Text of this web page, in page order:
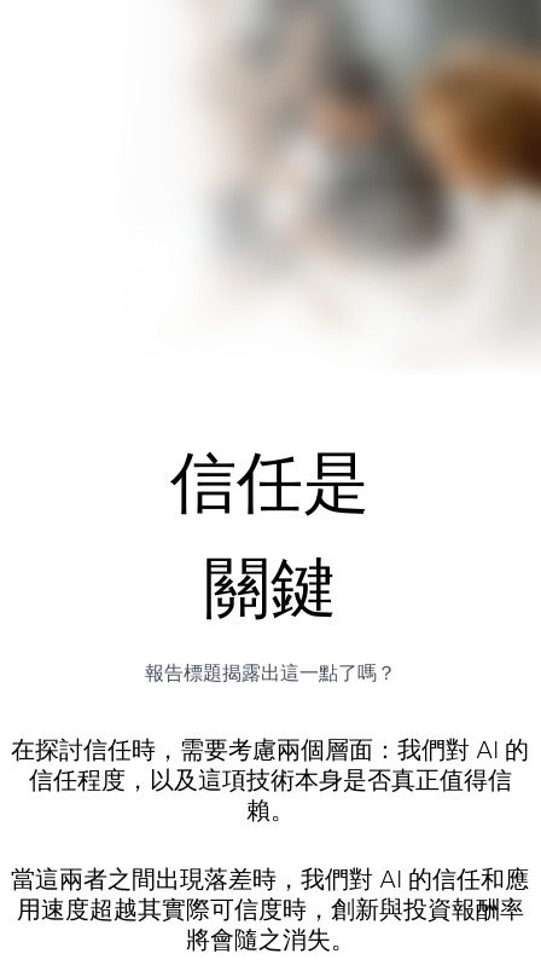
信任是
關鍵
報告標題揭露出這一點了嗎？
在探討信任時，需要考慮兩個層面：我們對 AI 的
信任程度，以及這項技術本身是否真正值得信
賴。
當這兩者之間出現落差時，我們對 AI 的信任和應
用速度超越其實際可信度時， 創新與投資報酬率
將會隨之消失。